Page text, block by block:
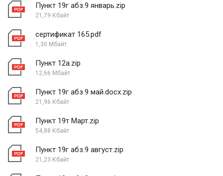
Пункт 19г абз.9 январь.zip
21,79 Кбайт
сертификат 165.pdf
1,30 Мбайт
Пункт 12а.zip
12,66 Мбайт
Пункт 19г абз.9 май.docx.zip
21,96 Кбайт
Пункт 19т Март.zip
54,88 Кбайт
Пункт 19г абз.9 август.zip
21,23 Кбайт